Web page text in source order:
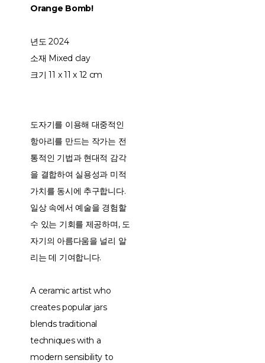
Orange Bomb!
년도 2024
소재 Mixed clay
크기 11 x 11 x 12 cm
도자기를 이용해 대중적인
항아리를 만드는 작가는 전
통적인 기법과 현대적 감각
을 결합하여 실용성과 미적
가치를 동시에 추구합니다.
일상 속에서 예술을 경험할
수 있는 기회를 제공하며, 도
자기의 아름다움을 널리 알
리는 데 기여합니다.
A ceramic artist who
creates popular jars
blends traditional
techniques with a
modern sensibility to